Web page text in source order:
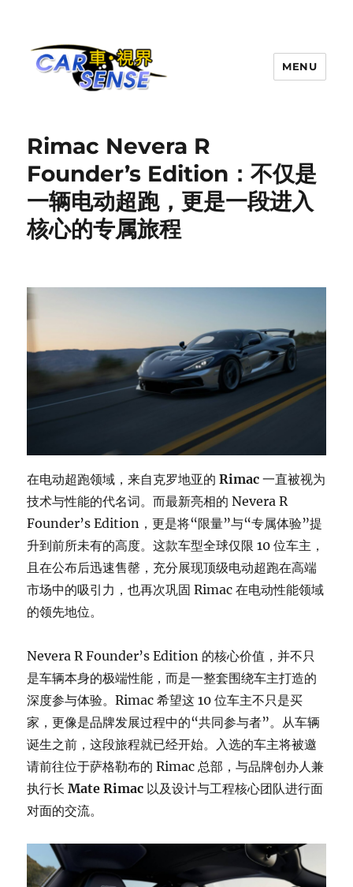
MENU
Rimac Nevera R
Founder’s Edition：不仅是
一辆电动超跑，更是一段进入
核心的专属旅程
在电动超跑领域，来自克罗地亚的Rimac 一直被视为
技术与性能的代名词。而最新亮相的 Nevera R
Founder’s Edition，更是将“限量”与“专属体验”提
升到前所未有的高度。这款车型全球仅限 10 位车主，
且在公布后迅速售罄，充分展现顶级电动超跑在高端
市场中的吸引力，也再次巩固 Rimac 在电动性能领域
的领先地位。
Nevera R Founder’s Edition 的核心价值，并不只
是车辆本身的极端性能，而是一整套围绕车主打造的
深度参与体验。Rimac 希望这 10 位车主不只是买
家，更像是品牌发展过程中的“共同参与者”。从车辆
诞生之前，这段旅程就已经开始。入选的车主将被邀
请前往位于萨格勒布的 Rimac 总部，与品牌创办人兼
执行长Mate Rimac 以及设计与工程核心团队进行面
对面的交流。